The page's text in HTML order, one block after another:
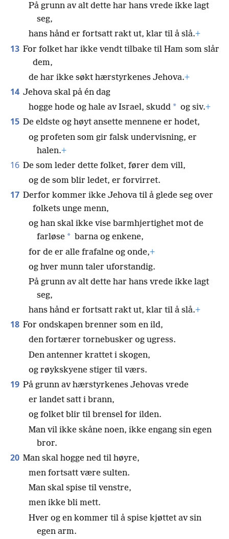
På grunn av alt dette har hans vrede ikke lagt
seg,
hans hånd er fortsatt rakt ut, klar til å slå.+
13 For folket har ikke vendt tilbake til Ham som slår
dem,
de har ikke søkt hærstyrkenes Jehova.+
14 Jehova skal på én dag
hogge hode og hale av Israel, skudd * og siv.+
15 De eldste og høyt ansette mennene er hodet,
og profeten som gir falsk undervisning, er
halen.+
16 De som leder dette folket, fører dem vill,
og de som blir ledet, er forvirret.
17 Derfor kommer ikke Jehova til å glede seg over
folkets unge menn,
og han skal ikke vise barmhjertighet mot de
farløse * barna og enkene,
for de er alle frafalne og onde,+
og hver munn taler uforstandig.
På grunn av alt dette har hans vrede ikke lagt
seg,
hans hånd er fortsatt rakt ut, klar til å slå.+
18 For ondskapen brenner som en ild,
den fortærer tornebusker og ugress.
Den antenner krattet i skogen,
og røykskyene stiger til værs.
19 På grunn av hærstyrkenes Jehovas vrede
er landet satt i brann,
og folket blir til brensel for ilden.
Man vil ikke skåne noen, ikke engang sin egen
bror.
20 Man skal hogge ned til høyre,
men fortsatt være sulten.
Man skal spise til venstre,
men ikke bli mett.
Hver og en kommer til å spise kjøttet av sin
egen arm.